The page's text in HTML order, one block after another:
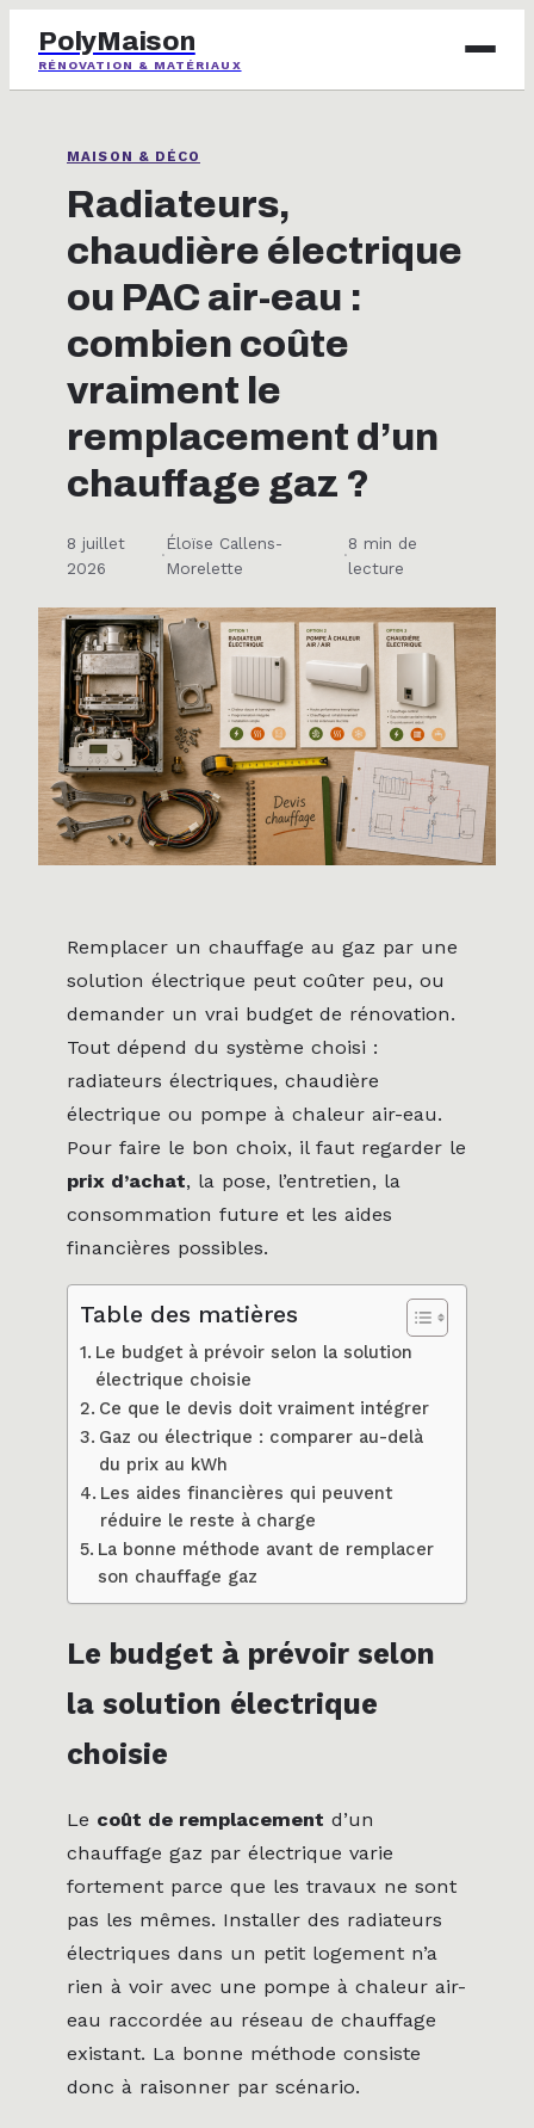
PolyMaison
RÉNOVATION & MATÉRIAUX
IMMOBILIER
JARDINAGE
MAISON & DÉCO
MAISON & DÉCO
Radiateurs,
chaudière électrique
ou PAC air-eau :
combien coûte
vraiment le
remplacement d’un
chauffage gaz ?
8 juillet
2026
·
Éloïse Callens-
Morelette
·
8 min de
lecture
Remplacer un chauffage au gaz par une
solution électrique peut coûter peu, ou
demander un vrai budget de rénovation.
Tout dépend du système choisi :
radiateurs électriques, chaudière
électrique ou pompe à chaleur air-eau.
Pour faire le bon choix, il faut regarder le
prix d’achat, la pose, l’entretien, la
consommation future et les aides
financières possibles.
Table des matières
Le budget à prévoir selon la solution
électrique choisie
Ce que le devis doit vraiment intégrer
Gaz ou électrique : comparer au-delà
du prix au kWh
Les aides financières qui peuvent
réduire le reste à charge
La bonne méthode avant de remplacer
son chauffage gaz
Le budget à prévoir selon
la solution électrique
choisie
Le coût de remplacement d’un
chauffage gaz par électrique varie
fortement parce que les travaux ne sont
pas les mêmes. Installer des radiateurs
électriques dans un petit logement n’a
rien à voir avec une pompe à chaleur air-
eau raccordée au réseau de chauffage
existant. La bonne méthode consiste
donc à raisonner par scénario.